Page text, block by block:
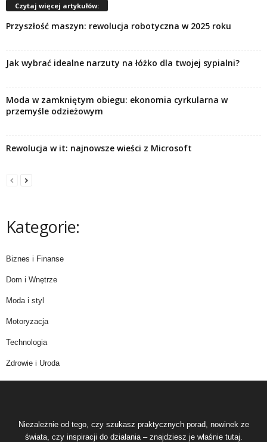
Czytaj więcej artykułów:
Przyszłość maszyn: rewolucja robotyczna w 2025 roku
Jak wybrać idealne narzuty na łóżko dla twojej sypialni?
Moda w zamkniętym obiegu: ekonomia cyrkularna w
przemyśle odzieżowym
Rewolucja w it: najnowsze wieści z Microsoft
Kategorie:
Biznes i Finanse
Dom i Wnętrze
Moda i styl
Motoryzacja
Technologia
Zdrowie i Uroda
Niezależnie od tego, czy szukasz praktycznych porad, nowinek ze
świata, czy inspiracji do działania – znajdziesz je właśnie tutaj.